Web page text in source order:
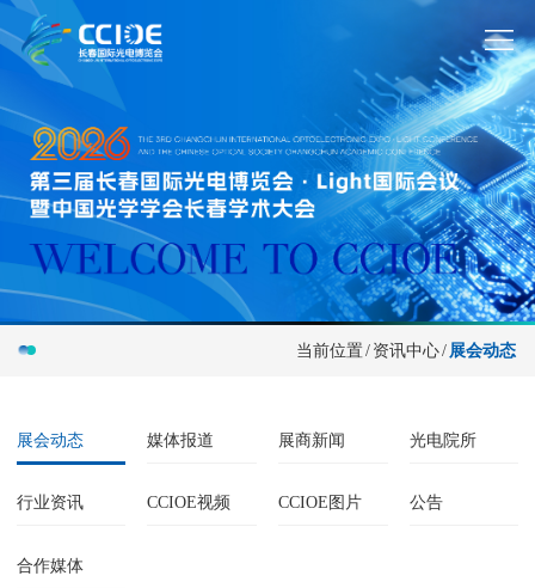
当前位置/资讯中心/展会动态
展会动态 媒体报道 展商新闻 光电院所
行业资讯 CCIOE视频 CCIOE图片 公告
合作媒体